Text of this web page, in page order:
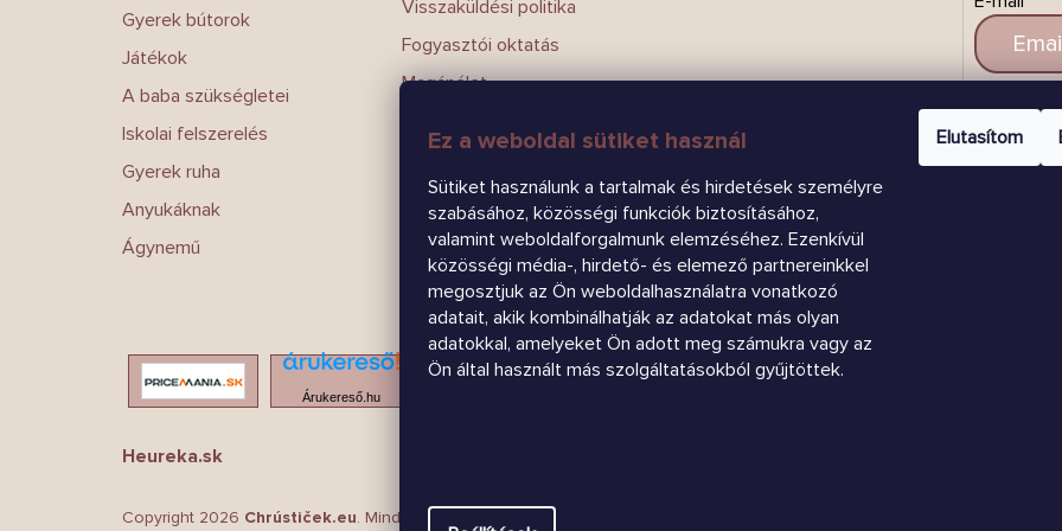
Ez a weboldal sütiket használ
Sütiket használunk a tartalmak és hirdetések személyre
szabásához, közösségi funkciók biztosításához,
valamint weboldalforgalmunk elemzéséhez. Ezenkívül
közösségi média-, hirdető- és elemező partnereinkkel
megosztjuk az Ön weboldalhasználatra vonatkozó
adatait, akik kombinálhatják az adatokat más olyan
adatokkal, amelyeket Ön adott meg számukra vagy az
Ön által használt más szolgáltatásokból gyűjtöttek.
Elutasítom
Gyerek bútorok
Játékok
A baba szükségletei
Iskolai felszerelés
Gyerek ruha
Anyukáknak
Ágynemű
Visszaküldési politika
Fogyasztói oktatás
Magánélet
Heureka.sk
Árukereső.hu
Copyright 2026 Chrústiček.eu. Minden jog fenntartva. Süti beállítások szerkesztése